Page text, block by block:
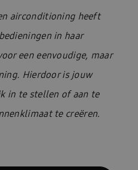
airconditioning heeft
in haar
een eenvoudige, maar
Hierdoor is jouw
in te stellen of aan te
te creëren.